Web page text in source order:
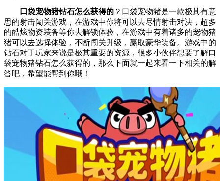
口袋宠物猪钻石怎么获得的 ？口袋宠物猪是一款极其有意
思的射击闯关游戏，在游戏中你将可以去尽情射击对决，超多
的酷炫物资装备等你去解锁体验，在游戏中有着诸多的宠物猪
猪可以去选择体验，不断闯关升级，赢取豪华装备。游戏中的
钻石对于玩家来说是极其重要的资源，很多小伙伴想要了解口
袋宠物猪钻石怎么获得的，那么下面就一起来看一下相关的解
答吧，希望能帮到你哦！